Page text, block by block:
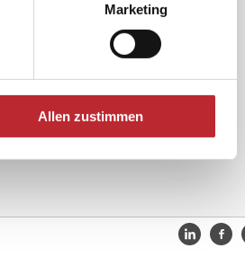
Marketing
Allen zustimmen